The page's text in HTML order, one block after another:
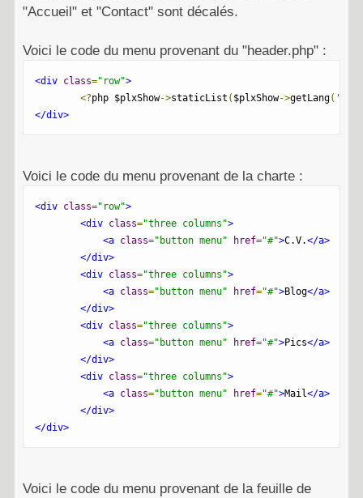
"Accueil" et "Contact" sont décalés.
Voici le code du menu provenant du "header.php" :
<div class="row">
<?php $plxShow->staticList ( $plxShow->getLang(
</div>
Voici le code du menu provenant de la charte :
<div class="row">
<div class="three columns">
<a class="button menu" href="#">C.V.</a>
</div>
<div class="three columns">
<a class="button menu" href="#">Blog</a>
</div>
<div class="three columns">
<a class="button menu" href="#">Pics</a>
</div>
<div class="three columns">
<a class="button menu" href="#">Mail</a>
</div>
</div>
Voici le code du menu provenant de la feuille de